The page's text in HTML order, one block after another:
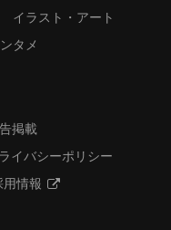
イラスト・アート
タメ
掲載
イバシーポリシー
用情報